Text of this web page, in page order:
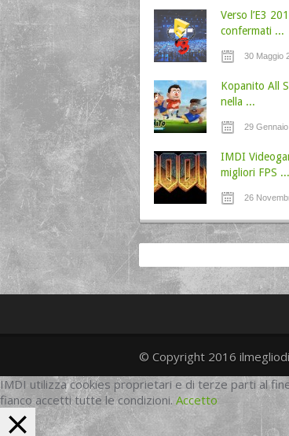
Verso l’E3
confermati ...
30 Maggio
Kopanito All
nella ...
29
IMDI
migliori FPS ...
26
© Copyright 2016
IMDI utilizza cookies proprietari e di terze parti al
fianco accetti tutte le condizioni. Accetto